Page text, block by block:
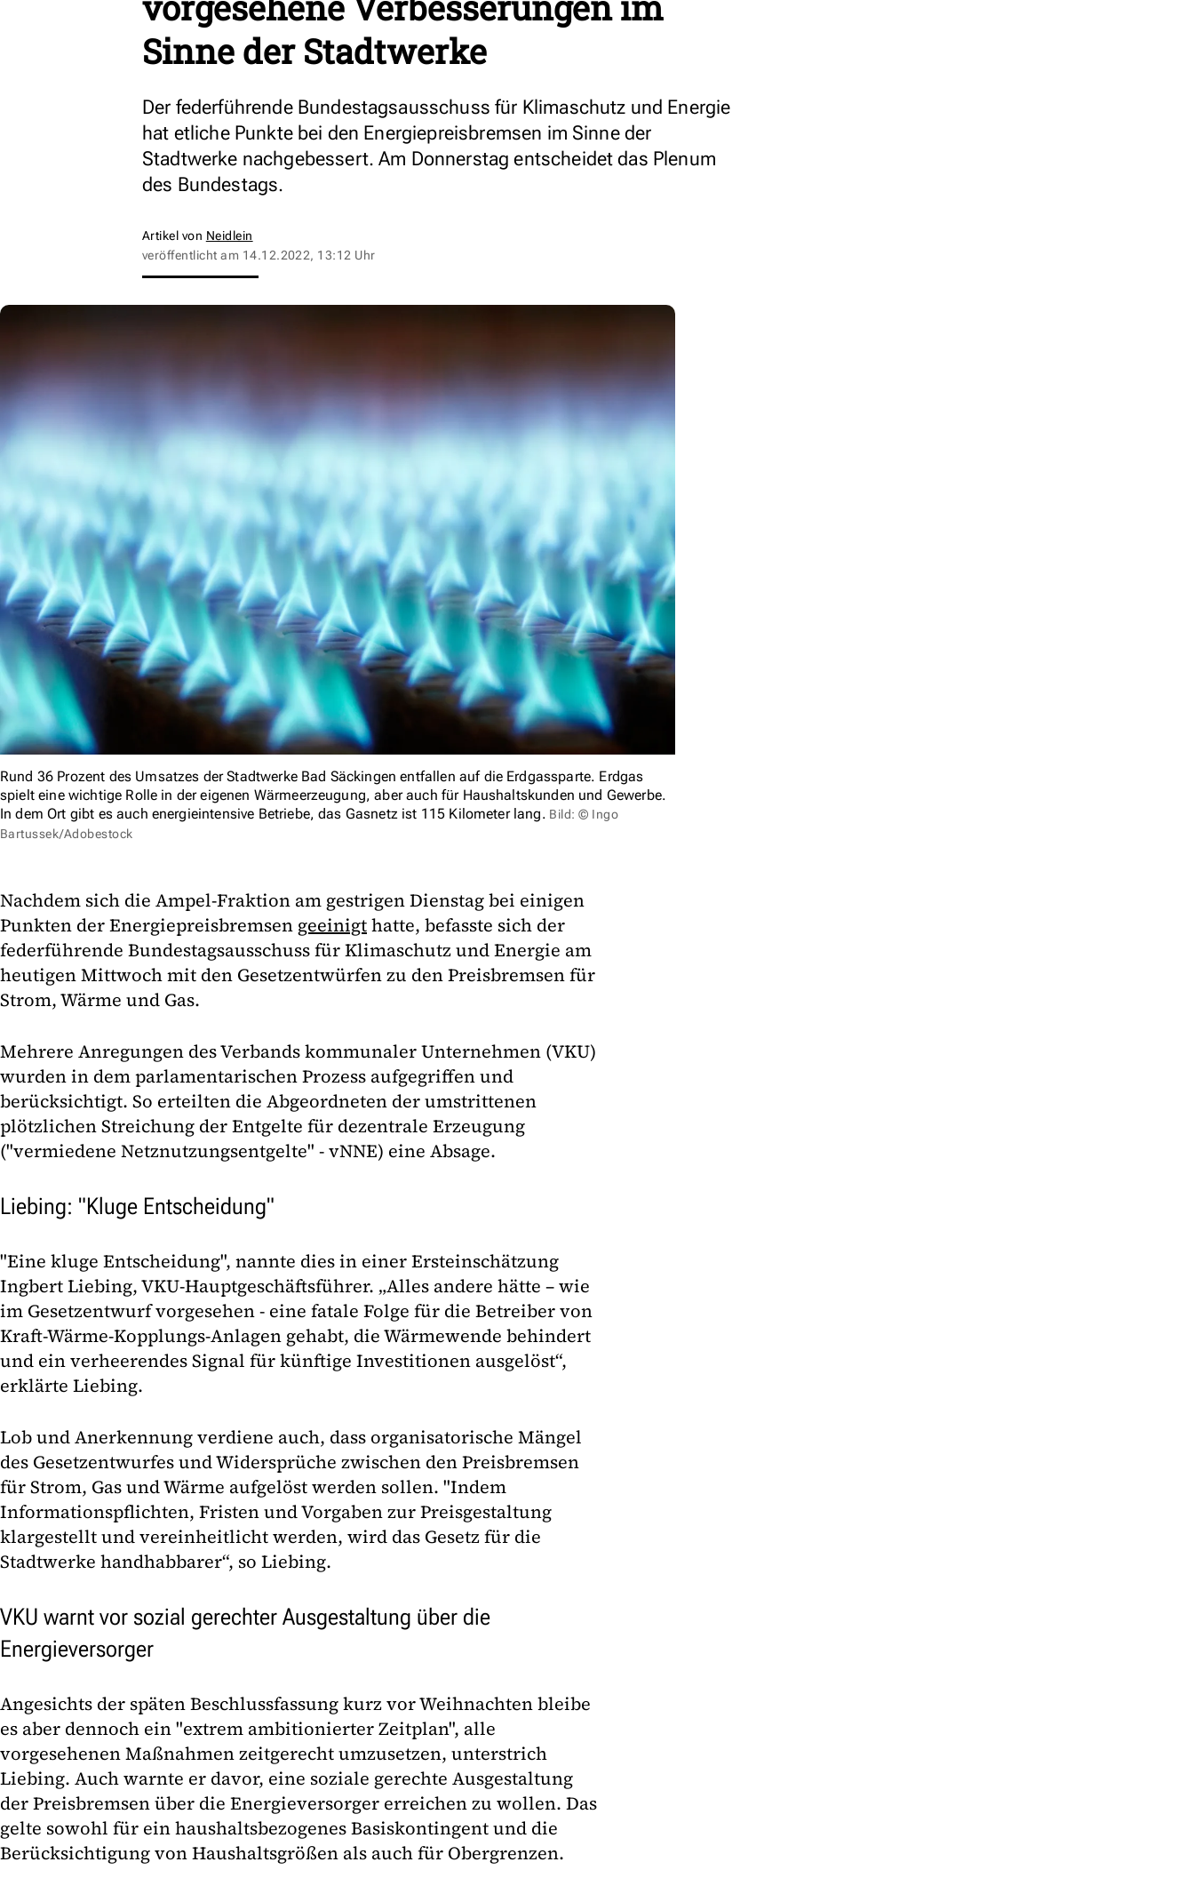
Sinne der Stadtwerke
Der federführende Bundestagsausschuss für Klimaschutz und Energie
hat etliche Punkte bei den Energiepreisbremsen im Sinne der
Stadtwerke nachgebessert. Am Donnerstag entscheidet das Plenum
des Bundestags.
Artikel von Neidlein
veröffentlicht am 14.12.2022, 13:12 Uhr
Rund 36 Prozent des Umsatzes der Stadtwerke Bad Säckingen entfallen auf die Erdgassparte. Erdgas
spielt eine wichtige Rolle in der eigenen Wärmeerzeugung, aber auch für Haushaltskunden und Gewerbe.
In dem Ort gibt es auch energieintensive Betriebe, das Gasnetz ist 115 Kilometer lang. Bild: © Ingo
Bartussek/Adobestock
Nachdem sich die Ampel-Fraktion am gestrigen Dienstag bei einigen
Punkten der Energiepreisbremsen geeinigthatte, befasste sich der
federführende Bundestagsausschuss für Klimaschutz und Energie am
heutigen Mittwoch mit den Gesetzentwürfen zu den Preisbremsen für
Strom, Wärme und Gas.
Mehrere Anregungen des Verbands kommunaler Unternehmen (VKU)
wurden in dem parlamentarischen Prozess aufgegriffen und
berücksichtigt. So erteilten die Abgeordneten der umstrittenen
plötzlichen Streichung der Entgelte für dezentrale Erzeugung
("vermiedene Netznutzungsentgelte" - vNNE) eine Absage.
Liebing: "Kluge Entscheidung"
"Eine kluge Entscheidung", nannte dies in einer Ersteinschätzung
Ingbert Liebing, VKU-Hauptgeschäftsführer. „Alles andere hätte – wie
im Gesetzentwurf vorgesehen - eine fatale Folge für die Betreiber von
Kraft-Wärme-Kopplungs-Anlagen gehabt, die Wärmewende behindert
und ein verheerendes Signal für künftige Investitionen ausgelöst“,
erklärte Liebing.
Lob und Anerkennung verdiene auch, dass organisatorische Mängel
des Gesetzentwurfes und Widersprüche zwischen den Preisbremsen
für Strom, Gas und Wärme aufgelöst werden sollen. "Indem
Informationspflichten, Fristen und Vorgaben zur Preisgestaltung
klargestellt und vereinheitlicht werden, wird das Gesetz für die
Stadtwerke handhabbarer“, so Liebing.
VKU warnt vor sozial gerechter Ausgestaltung über die
Energieversorger
Angesichts der späten Beschlussfassung kurz vor Weihnachten bleibe
es aber dennoch ein "extrem ambitionierter Zeitplan", alle
vorgesehenen Maßnahmen zeitgerecht umzusetzen, unterstrich
Liebing. Auch warnte er davor, eine soziale gerechte Ausgestaltung
der Preisbremsen über die Energieversorger erreichen zu wollen. Das
gelte sowohl für ein haushaltsbezogenes Basiskontingent und die
Berücksichtigung von Haushaltsgrößen als auch für Obergrenzen.